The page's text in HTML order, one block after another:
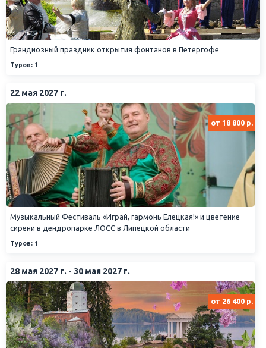
Грандиозный праздник открытия фонтанов в Петергофе
Туров: 1
22 мая 2027 г.
от 18 800 р.
Музыкальный Фестиваль «Играй, гармонь Елецкая!» и цветение
сирени в дендропарке ЛОСС в Липецкой области
Туров: 1
28 мая 2027 г. - 30 мая 2027 г.
от 26 400 р.